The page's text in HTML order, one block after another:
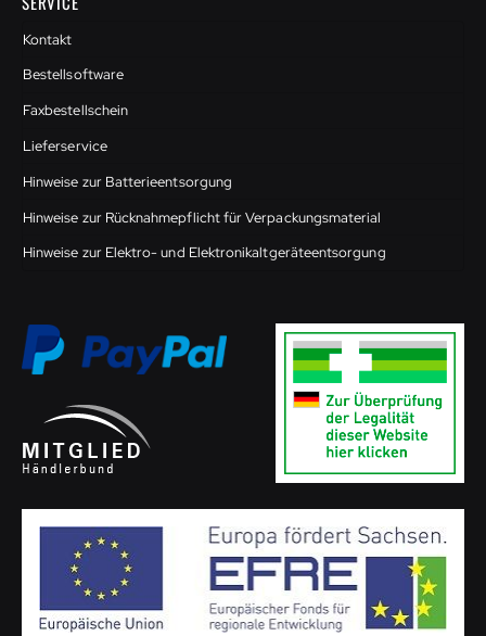
Kontakt
Bestellsoftware
Faxbestellschein
Lieferservice
Hinweise zur Batterieentsorgung
Hinweise zur Rücknahmepflicht für Verpackungsmaterial
Hinweise zur Elektro- und Elektronikaltgeräteentsorgung